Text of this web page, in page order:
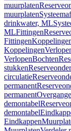
muurplaten
muurplaten
drinkwater, ML
MLFittingen
Fittingen
Koppelingen
VerlopenBochten
stukken
circulatie
permanent
permanent
demontabel
demontabel
Eindkappen